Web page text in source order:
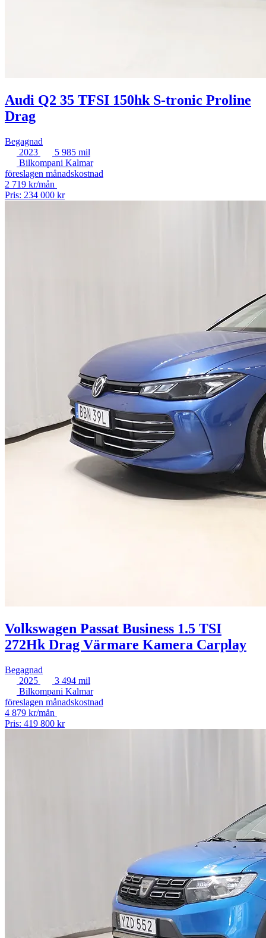
Audi Q2 35 TFSI 150hk S-tronic Proline
Drag
Begagnad
2023
5 985 mil
Bilkompani Kalmar
föreslagen månadskostnad
2 719 kr/mån
Pris: 234 000 kr
Volkswagen Passat Business 1.5 TSI
272Hk Drag Värmare Kamera Carplay
Begagnad
2025
3 494 mil
Bilkompani Kalmar
föreslagen månadskostnad
4 879 kr/mån
Pris: 419 800 kr